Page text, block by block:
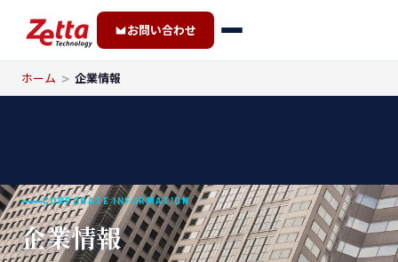
お問い合わせ
ホーム 企業情報
CORPORATE INFORMATION
企業情報